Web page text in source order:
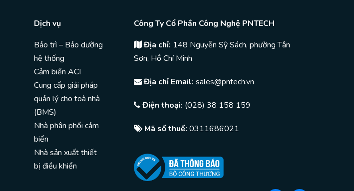
Dịch vụ
Bảo trì – Bảo dưỡng
hệ thống
Cảm biến ACI
Cung cấp giải pháp
quản lý cho toà nhà
(BMS)
Nhà phân phối cảm
biến
Nhà sản xuất thiết
bị điều khiển
Công Ty Cổ Phần Công Nghệ PNTECH
Địa chỉ: 148 Nguyễn Sỹ Sách, phường Tân
Sơn, Hồ Chí Minh
Địa chỉ Email: sales@pntech.vn
Điện thoại: (028) 38 158 159
Mã số thuế: 0311686021